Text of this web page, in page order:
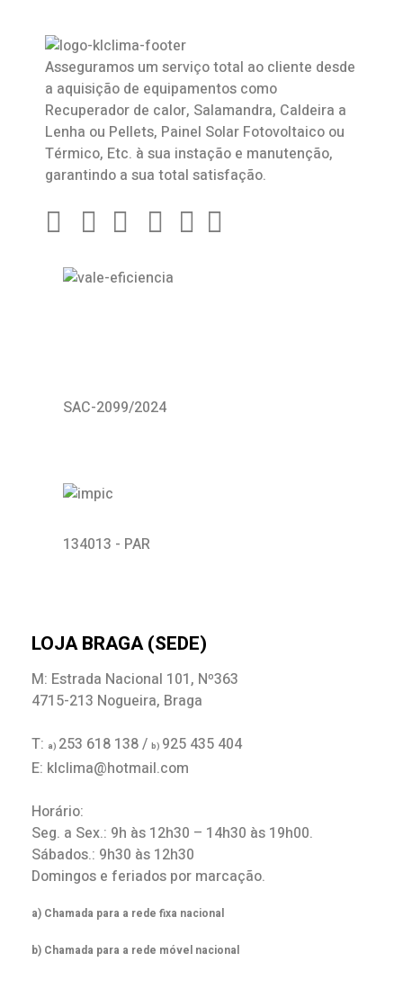
Asseguramos um serviço total ao cliente desde
a aquisição de equipamentos como
Recuperador de calor, Salamandra, Caldeira a
Lenha ou Pellets, Painel Solar Fotovoltaico ou
Térmico, Etc. à sua instação e manutenção,
garantindo a sua total satisfação.
SAC-2099/2024
134013 - PAR
LOJA BRAGA (SEDE)
M: Estrada Nacional 101, Nº363
4715-213 Nogueira, Braga
T: a) 253 618 138 / b) 925 435 404
E: klclima@hotmail.com
Horário:
Seg. a Sex.: 9h às 12h30 – 14h30 às 19h00.
Sábados.: 9h30 às 12h30
Domingos e feriados por marcação.
a) Chamada para a rede fixa nacional
b) Chamada para a rede móvel nacional